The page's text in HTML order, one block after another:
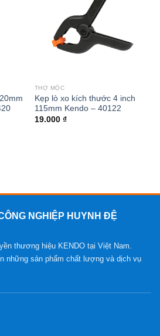
THỢ MỘC
Kẹp lò xo kích thước 4 inch
115mm Kendo – 40122
19.000 ₫
NGHIỆP HUYNH ĐỆ
thương hiệu KENDO tại Việt Nam.
những sản phẩm chất lượng và dịch vụ